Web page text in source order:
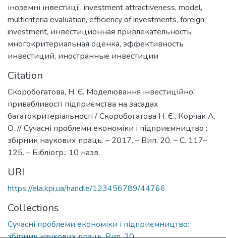
іноземні інвестиції, investment attractiveness, model,
multicriteria evaluation, efficiency of investments, foreign
investment, инвестиционная привлекательность,
многокритериальная оценка, эффективность
инвестиций, иностранные инвестиции
Citation
Скоробогатова, Н. Є. Моделювання інвестиційної
привабливості підприємства на засадах
багатокритеріальності / Скоробогатова Н. Є., Корчак А.
О. // Сучасні проблеми економіки і підприємництво :
збірник наукових праць. – 2017. – Вип. 20. – С. 117–
125. – Бібліогр.: 10 назв.
URI
https://ela.kpi.ua/handle/123456789/44766
Collections
Сучасні проблеми економіки і підприємництво: